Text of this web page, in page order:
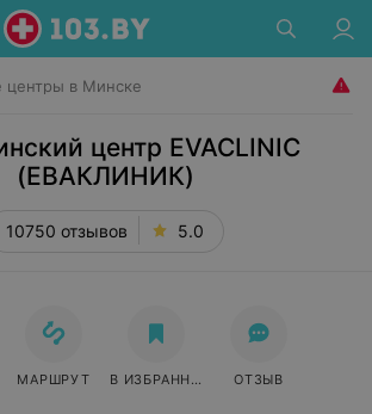
центры в Минске
центр EVACLINIC
(ЕВАКЛИНИК)
10750 отзывов 5.0
МАРШРУТ В ИЗБРАННОЕ ОТЗЫВ